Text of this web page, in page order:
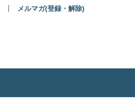
メルマガ(登録・解除)